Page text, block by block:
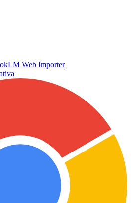
Web Importer